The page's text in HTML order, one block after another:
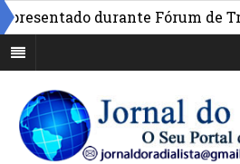
durante Fórum de